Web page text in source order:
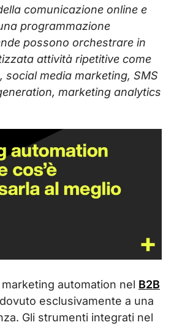
comunicazione online e
programmazione
possono orchestrare in
attività ripetitive come
social media marketing, SMS
marketing analytics
automation nel B2B
esclusivamente a una
Gli strumenti integrati nel